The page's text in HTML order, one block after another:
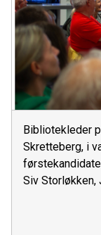
Bibliotekleder
Skretteberg, i
Siv Storløkken,